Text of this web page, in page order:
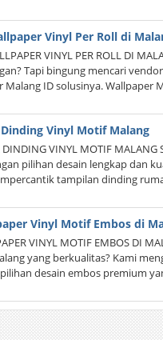
Vinyl Per Roll di
VINYL PER ROLL DI
Tapi bingung mencari
Malang ID solusinya. Wallpaper
Vinyl Motif Malang
DINDING VINYL MOTIF
pilihan desain lengkap dan
tampilan dinding
Vinyl Motif Embos di
VINYL MOTIF EMBOS DI
yang berkualitas? Kami
desain embos premium